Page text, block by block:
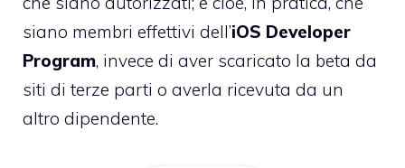
siano membri effettivi dell’iOS Developer
Program, invece di aver scaricato la beta da
siti di terze parti o averla ricevuta da un
altro dipendente.